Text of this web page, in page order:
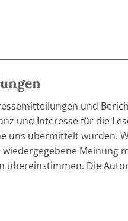
und
und Interesse für die
uns übermittelt wurden.
Meinung
übereinstimmen. Die